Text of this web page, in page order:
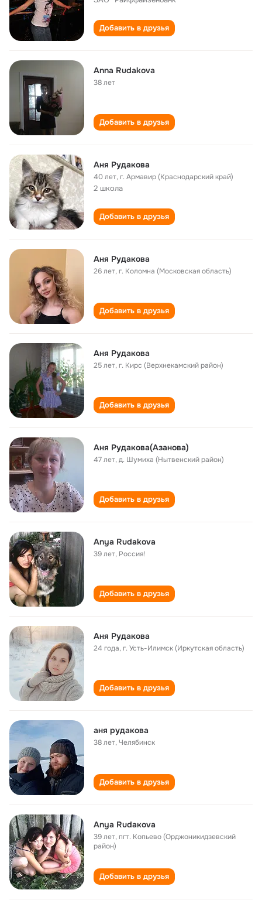
Добавить в друзья
Anna Rudakova
38 лет
Добавить в друзья
Аня Рудакова
40 лет,г. Армавир (Краснодарский край)
2 школа
Добавить в друзья
Аня Рудакова
26 лет,г. Коломна (Московская область)
Добавить в друзья
Аня Рудакова
25 лет,г. Кирс (Верхнекамский район)
Добавить в друзья
Аня Рудакова(Азанова)
47 лет,д. Шумиха (Нытвенский район)
Добавить в друзья
Аnya Rudakova
39 лет, Россия!
Добавить в друзья
Аня Рудакова
24 года,г. Усть-Илимск (Иркутская область)
Добавить в друзья
аня рудакова
38 лет,Челябинск
Добавить в друзья
Anya Rudaкоva
39 лет,пгт. Копьево (Орджоникидзевский
район)
Добавить в друзья